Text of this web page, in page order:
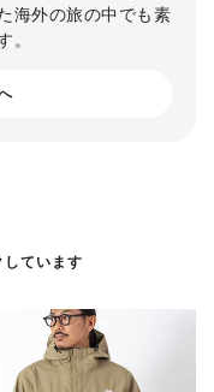
海外の旅の中でも素
。
ています